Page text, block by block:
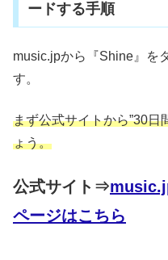
ードする手順
music.jpから『Shine』を
す。
まず公式サイトから”30日
ょう。
公式サイト⇒
ページはこちら